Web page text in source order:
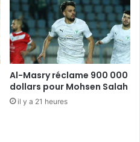
Al-Masry réclame 900 000
dollars pour Mohsen Salah
il y a 21 heures